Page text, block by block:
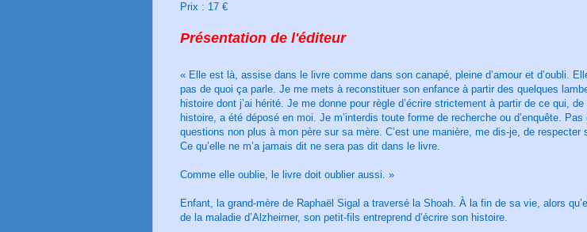
Prix : 17 €
Présentation de l'éditeur
« Elle est là, assise dans le livre comme dans son canapé, pleine d’amour et d’oubli.
pas de quoi ça parle. Je me mets à reconstituer son enfance à partir des quelques
histoire dont j’ai hérité. Je me donne pour règle d’écrire strictement à partir de ce qui, de
histoire, a été déposé en moi. Je m’interdis toute forme de recherche ou d’enquête. Pas
questions non plus à mon père sur sa mère. C’est une manière, me dis-je, de respecter
Ce qu’elle ne m’a jamais dit ne sera pas dit dans le livre.
Comme elle oublie, le livre doit oublier aussi. »
Enfant, la grand-mère de Raphaël Sigal a traversé la Shoah. À la fin de sa vie, alors
de la maladie d’Alzheimer, son petit-fils entreprend d’écrire son histoire.